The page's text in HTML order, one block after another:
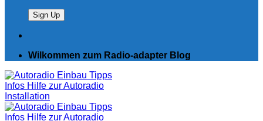
Wilkommen zum Radio-adapter Blog